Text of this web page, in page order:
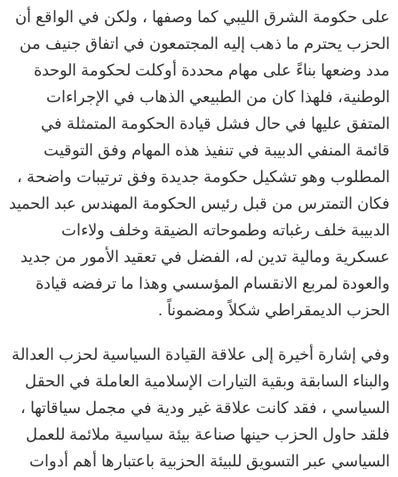
على حكومة الشرق الليبي كما وصفها ، ولكن في الواقع أن
الحزب يحترم ما ذهب إليه المجتمعون في اتفاق جنيف من
مدد وضعها بناءً على مهام محددة أوكلت لحكومة الوحدة
الوطنية، فلهذا كان من الطبيعي الذهاب في الإجراءات
المتفق عليها في حال فشل قيادة الحكومة المتمثلة في
قائمة المنفي الدبيبة في تنفيذ هذه المهام وفق التوقيت
المطلوب وهو تشكيل حكومة جديدة وفق ترتيبات واضحة ،
فكان التمترس من قبل رئيس الحكومة المهندس عبد الحميد
الدبيبة خلف رغباته وطموحاته الضيقة وخلف ولاءات
عسكرية ومالية تدين له، الفضل في تعقيد الأمور من جديد
والعودة لمربع الانقسام المؤسسي وهذا ما ترفضه قيادة
الحزب الديمقراطي شكلاً ومضموناً .
وفي إشارة أخيرة إلى علاقة القيادة السياسية لحزب العدالة
والبناء السابقة وبقية التيارات الإسلامية العاملة في الحقل
السياسي ، فقد كانت علاقة غير ودية في مجمل سياقاتها ،
فلقد حاول الحزب حينها صناعة بيئة سياسية ملائمة للعمل
السياسي عبر التسويق للبيئة الحزبية باعتبارها أهم أدوات